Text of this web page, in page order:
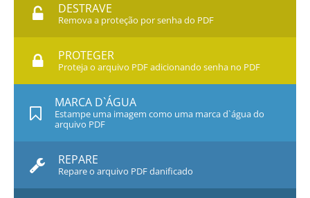
DESTRAVE
Remova a proteção por senha do PDF
PROTEGER
Proteja o arquivo PDF adicionando senha no PDF
MARCA D`ÁGUA
Estampe uma imagem como uma marca d`água do
arquivo PDF
REPARE
Repare o arquivo PDF danificado